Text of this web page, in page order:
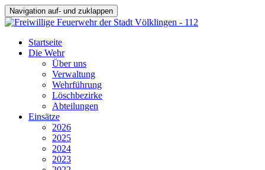
Navigation auf- und zuklappen
Startseite
Die Wehr
Über uns
Verwaltung
Wehrführung
Löschbezirke
Abteilungen
Einsätze
2026
2025
2024
2023